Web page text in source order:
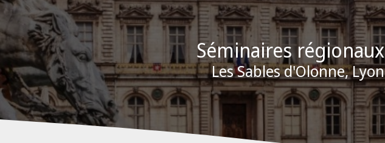
Séminaires régionaux
Les Sables d'Olonne,Lyon